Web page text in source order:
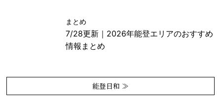
まとめ
7/28更新｜2026年能登エリアのおすすめ
情報まとめ
能登日和 ≫